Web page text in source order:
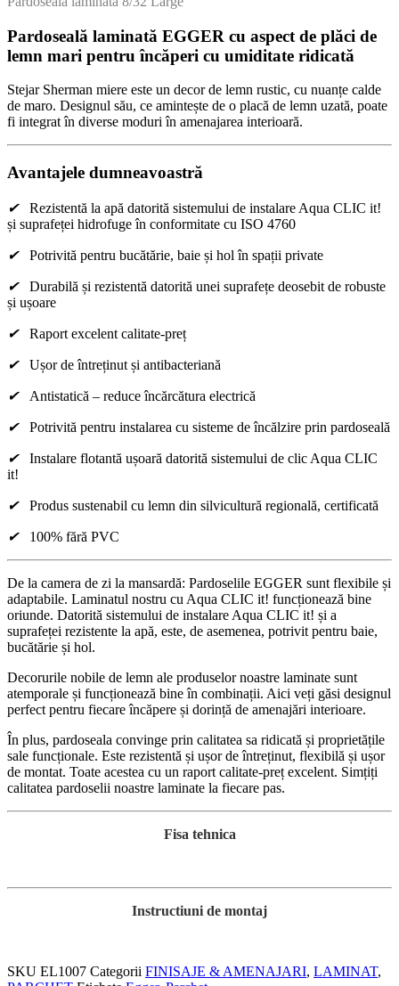
Pardoseală laminată EGGER cu aspect de plăci de
lemn mari pentru încăperi cu umiditate ridicată
Stejar Sherman miere este un decor de lemn rustic, cu nuanțe calde
de maro. Designul său, ce amintește de o placă de lemn uzată, poate
fi integrat în diverse moduri în amenajarea interioară.
Avantajele dumneavoastră
✔ Rezistentă la apă datorită sistemului de instalare Aqua CLIC it!
și suprafeței hidrofuge în conformitate cu ISO 4760
✔ Potrivită pentru bucătărie, baie și hol în spații private
✔ Durabilă și rezistentă datorită unei suprafețe deosebit de robuste
și ușoare
✔ Raport excelent calitate-preț
✔ Ușor de întreținut și antibacteriană
✔ Antistatică – reduce încărcătura electrică
✔ Potrivită pentru instalarea cu sisteme de încălzire prin pardoseală
✔ Instalare flotantă ușoară datorită sistemului de clic Aqua CLIC
it!
✔ Produs sustenabil cu lemn din silvicultură regională, certificată
✔ 100% fără PVC
De la camera de zi la mansardă: Pardoselile EGGER sunt flexibile și
adaptabile. Laminatul nostru cu Aqua CLIC it! funcționează bine
oriunde. Datorită sistemului de instalare Aqua CLIC it! și a
suprafeței rezistente la apă, este, de asemenea, potrivit pentru baie,
bucătărie și hol.
Decorurile nobile de lemn ale produselor noastre laminate sunt
atemporale și funcționează bine în combinații. Aici veți găsi designul
perfect pentru fiecare încăpere și dorință de amenajări interioare.
În plus, pardoseala convinge prin calitatea sa ridicată și proprietățile
sale funcționale. Este rezistentă și ușor de întreținut, flexibilă și ușor
de montat. Toate acestea cu un raport calitate-preț excelent. Simțiți
calitatea pardoselii noastre laminate la fiecare pas.
Fisa tehnica
Instructiuni de montaj
SKU EL1007 Categorii FINISAJE & AMENAJARI, LAMINAT,